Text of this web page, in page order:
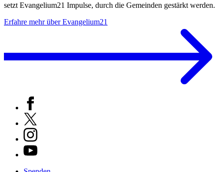
setzt Evangelium21 Impulse, durch die Gemeinden gestärkt werden.
Erfahre mehr über Evangelium21